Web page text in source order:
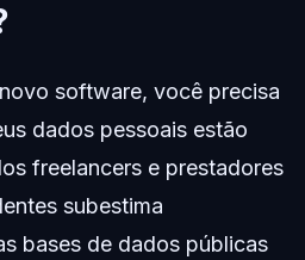
software, você precisa
dados pessoais estão
freelancers e prestadores
subestima
bases de dados públicas